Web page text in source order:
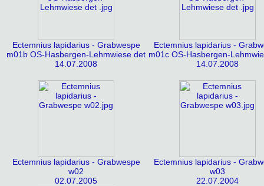
Ectemnius lapidarius - Grabwespe
m01b OS-Hasbergen-Lehmwiese det
14.07.2008
Ectemnius lapidarius -
m01c OS-Hasbergen-
14.07.2008
Ectemnius lapidarius - Grabwespe
w02
02.07.2005
Ectemnius lapidarius -
w03
22.07.2004